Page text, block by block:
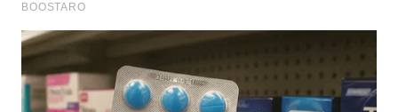
WN
TAPANULI
SELATAN